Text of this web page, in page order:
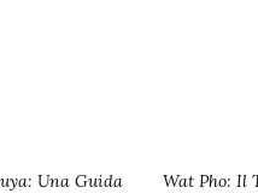
Una Guida Wat Pho: Il